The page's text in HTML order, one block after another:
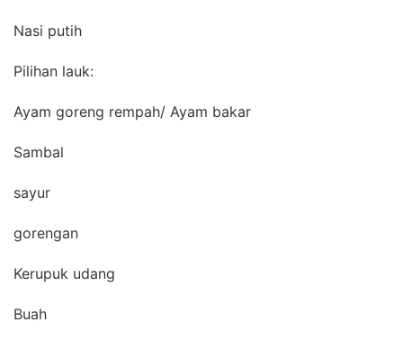
Nasi putih
Pilihan lauk:
Ayam goreng rempah/ Ayam bakar
Sambal
sayur
gorengan
Kerupuk udang
Buah